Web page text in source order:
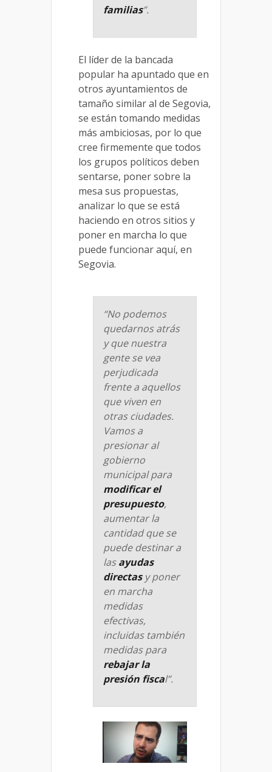
familias”.
El líder de la bancada
popular ha apuntado que en
otros ayuntamientos de
tamaño similar al de Segovia,
se están tomando medidas
más ambiciosas, por lo que
cree firmemente que todos
los grupos políticos deben
sentarse, poner sobre la
mesa sus propuestas,
analizar lo que se está
haciendo en otros sitios y
poner en marcha lo que
puede funcionar aquí, en
Segovia.
“No podemos
quedarnos atrás
y que nuestra
gente se vea
perjudicada
frente a aquellos
que viven en
otras ciudades.
Vamos a
presionar al
gobierno
municipal para
modificar el
presupuesto,
aumentar la
cantidad que se
puede destinar a
lasayudas
directasy poner
en marcha
medidas
efectivas,
incluidas también
medidas para
rebajar la
presión fiscal”.